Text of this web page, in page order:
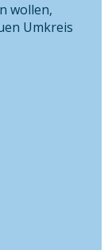
wollen,
Umkreis